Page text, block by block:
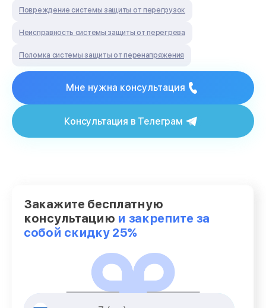
Повреждение системы защиты от перегрузок
Неисправность системы защиты от перегрева
Поломка системы защиты от перенапряжения
Мне нужна консультация
Консультация в Телеграм
Закажите бесплатную
консультацию и закрепите за
собой скидку 25%